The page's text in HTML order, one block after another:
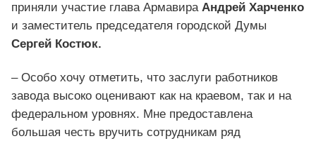
приняли участие глава Армавира Андрей Харченко
и заместитель председателя городской Думы
Сергей Костюк.
– Особо хочу отметить, что заслуги работников
завода высоко оценивают как на краевом, так и на
федеральном уровнях. Мне предоставлена
большая честь вручить сотрудникам ряд